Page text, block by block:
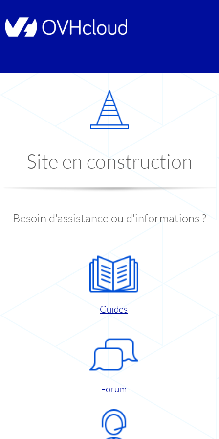
Site en construction
Besoin d'assistance ou d'informations ?
Guides
Forum